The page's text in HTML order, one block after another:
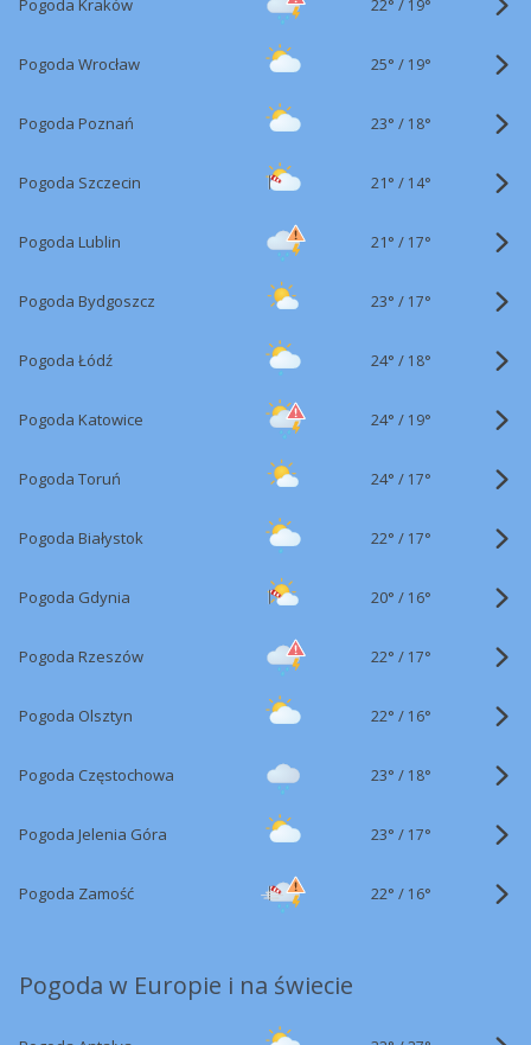
Pogoda Kraków 19°
Pogoda Wrocław 25° / 19°
Pogoda Poznań 23° / 18°
Pogoda Szczecin 21° / 14°
Pogoda Lublin 21° / 17°
Pogoda Bydgoszcz 23° / 17°
Pogoda Łódź 24° / 18°
Pogoda Katowice 24° / 19°
Pogoda Toruń 24° / 17°
Pogoda Białystok 22° / 17°
Pogoda Gdynia 20° / 16°
Pogoda Rzeszów 22° / 17°
Pogoda Olsztyn 22° / 16°
Pogoda Częstochowa 23° / 18°
Pogoda Jelenia Góra 23° / 17°
Pogoda Zamość 22° / 16°
Pogoda w Europie i na świecie